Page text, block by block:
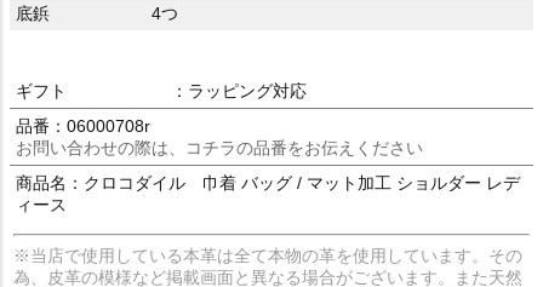
底鋲
4つ
ギフト
：ラッピング対応
品番：06000708r
お問い合わせの際は、コチラの品番をお伝えください
商品名：クロコダイル 巾着 バッグ / マット加工 ショルダー レデ
ィース
※当店で使用している本革は全て本物の革を使用しています。その
為、皮革の模様など掲載画面と異なる場合がございます。また天然